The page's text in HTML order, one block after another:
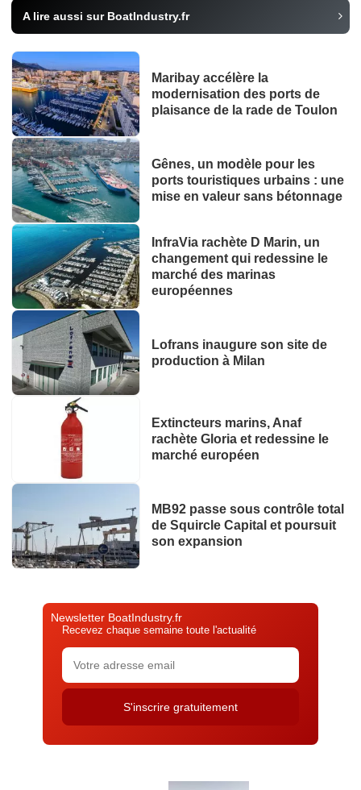
A lire aussi sur BoatIndustry.fr
Maribay accélère la
modernisation des ports de
plaisance de la rade de Toulon
Gênes, un modèle pour les
ports touristiques urbains : une
mise en valeur sans bétonnage
InfraVia rachète D Marin, un
changement qui redessine le
marché des marinas
européennes
Lofrans inaugure son site de
production à Milan
Extincteurs marins, Anaf
rachète Gloria et redessine le
marché européen
MB92 passe sous contrôle total
de Squircle Capital et poursuit
son expansion
Newsletter BoatIndustry.fr
Recevez chaque semaine toute l'actualité